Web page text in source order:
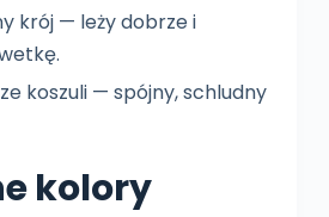
krój — leży dobrze i
koszuli — spójny, schludny
kolory